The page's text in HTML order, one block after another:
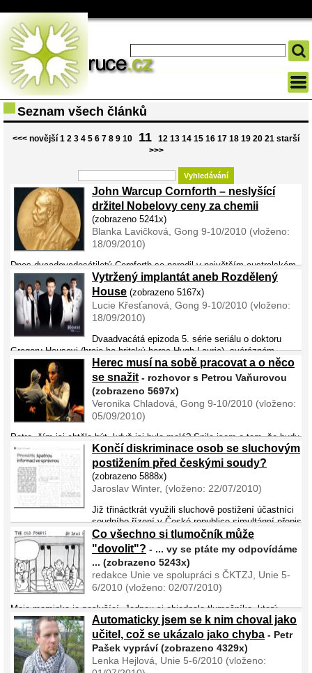
Seznam všech článků
<<< novější 1 2 3 4 5 6 7 8 9 10 11 12 13 14 15 16 17 18 19 20 21 starší
>>>
John Warcup Cornforth – neslyšící
držitel Nobelovy ceny za chemii
(zobrazeno 5241x)
Blanka Lavičková, Gong 9-10/2010 (vloženo:
18/09/2010)
Dnes dvaadevadesátiletý Cornforth se narodil v největším australském
městě Sydney. Jeho otec byl Angličan, matka byla dcerou německého
duchovního, který se v Austrálii usadil už v roce 1832. John měl tři
sourozence. Část dětství ...
Vytržený implantát aneb Rozdělený
House (zobrazeno 5167x)
Lucie Křesťanová, Gong 9-10/2010 (vloženo:
18/09/2010)
Dvaadvacátá epizoda 5. série seriálu o doktoru
Gregoru Housovi (hraje ho britský herec Hugh Laurie), svérázném
vedoucím diagnostického oddělení Princetonské nemocnice, nás
zavádí mezi neslyšící. Hlavním pacientem doktora House je ...
Herec musí na sobě pracovat a o něco
se snažit - rozhovor s Petrou Vaňurovou
(zobrazeno 5697x)
Veronika Chladová, Gong 9-10/2010 (vloženo:
05/09/2010)
Petro, čím jsi chtěla být, když jsi byla malá? Snila jsem o tom, že budu
zpívat v opeře jako zpěvačka. Později jsem chtěla být vychovatelkou,
protože se ráda starám o děti. I když dnes je to spíš prostřednictvím
divadla. ...
Končí diskriminace osob se sluchovým
postižením před českými soudy?
(zobrazeno 5888x)
Jaroslav Winter, (vloženo: 22/07/2010)
Již třináctkrát využili sluchově postižení účastníci
soudního řízení v České republice simultánní přepis
mluvené řeči, který jim zajistila Česká unie neslyšících. Zatímco dříve
lidé se sluchovým postižením nekomuni ...
Co všechno si tlumočník může
"dovolit"? - ... vy se ptáte my odpovídáme
... (zobrazeno 5243x)
redakce Unie ve spolupráci s ČKTZJ, Unie 5-
6/2010 (vloženo: 02/07/2010)
Moje maminka je neslyšící. Jednou si objednala tlumočníka, který
přišel k ní domů, neboť potřebovala tlumočit záležitost ohledně svého
bytu v domě, ve kterém bydlí. Po skončení jednání poprosila maminka
tlumočníka, zda by mo ...
Automaticky jsem se k nim choval jako
učitel, což se ukázalo jako chyba - Petr
Pašek vypráví (zobrazeno 4329x)
Lenka Hejlová, Unie 5-6/2010 (vloženo: